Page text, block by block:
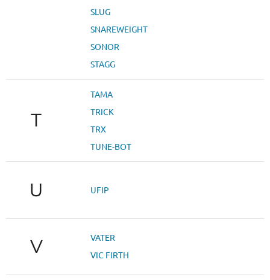
SLUG
SNAREWEIGHT
SONOR
STAGG
T
TAMA
TRICK
TRX
TUNE-BOT
U UFIP
V
VATER
VIC FIRTH